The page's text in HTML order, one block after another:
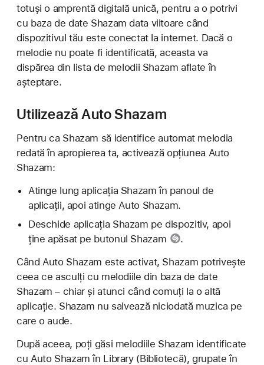
totuși o amprentă digitală unică, pentru a o potrivi
cu baza de date Shazam data viitoare când
dispozitivul tău este conectat la internet. Dacă o
melodie nu poate fi identificată, aceasta va
dispărea din lista de melodii Shazam aflate în
așteptare.
Utilizează Auto Shazam
Pentru ca Shazam să identifice automat melodia
redată în apropierea ta, activează opțiunea Auto
Shazam:
Atinge lung aplicația Shazam în panoul de
aplicații, apoi atinge Auto Shazam.
Deschide aplicația Shazam pe dispozitiv, apoi
ține apăsat pe butonul Shazam
.
Când Auto Shazam este activat, Shazam potrivește
ceea ce asculți cu melodiile din baza de date
Shazam – chiar și atunci când comuți la o altă
aplicație. Shazam nu salvează niciodată muzica pe
care o aude.
După aceea, poți găsi melodiile Shazam identificate
cu Auto Shazam în Library (Bibliotecă), grupate în